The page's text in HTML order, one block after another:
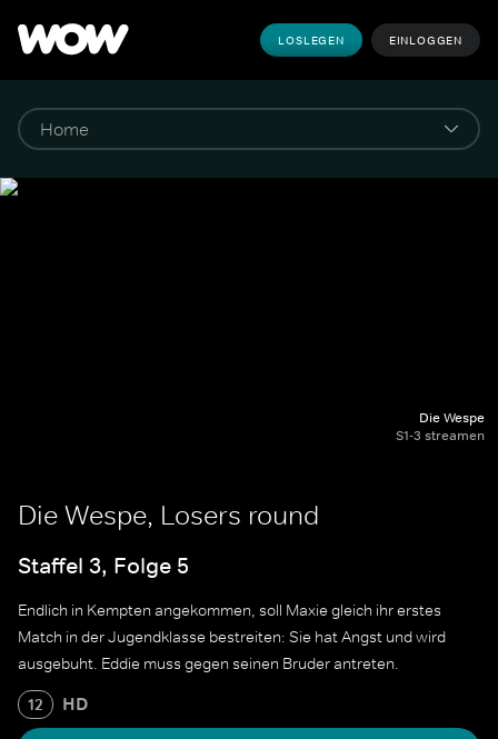
LOSLEGEN EINLOGGEN
Die Wespe
S1-3 streamen
Die Wespe, Losers round
Staffel 3, Folge 5
Endlich in Kempten angekommen, soll Maxie gleich ihr erstes
Match in der Jugendklasse bestreiten: Sie hat Angst und wird
ausgebuht. Eddie muss gegen seinen Bruder antreten.
12 HD